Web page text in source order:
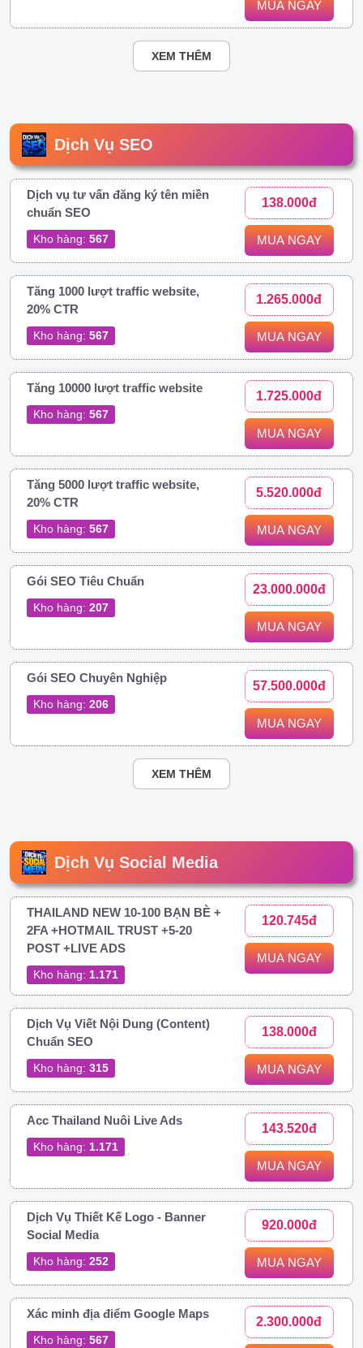
MUA NGAY
XEM THÊM
Dịch Vụ SEO
Dịch vụ tư vấn đăng ký tên miền
chuẩn SEO
Kho hàng: 567
138.000đ
MUA NGAY
Tăng 1000 lượt traffic website,
20% CTR
Kho hàng: 567
1.265.000đ
MUA NGAY
Tăng 10000 lượt traffic website
Kho hàng: 567
1.725.000đ
MUA NGAY
Tăng 5000 lượt traffic website,
20% CTR
Kho hàng: 567
5.520.000đ
MUA NGAY
Gói SEO Tiêu Chuẩn
Kho hàng: 207
23.000.000đ
MUA NGAY
Gói SEO Chuyên Nghiệp
Kho hàng: 206
57.500.000đ
MUA NGAY
XEM THÊM
Dịch Vụ Social Media
THAILAND NEW 10-100 BẠN BÈ +
2FA +HOTMAIL TRUST +5-20
POST +LIVE ADS
Kho hàng: 1.171
120.745đ
MUA NGAY
Dịch Vụ Viết Nội Dung (Content)
Chuẩn SEO
Kho hàng: 315
138.000đ
MUA NGAY
Acc Thailand Nuôi Live Ads
Kho hàng: 1.171
143.520đ
MUA NGAY
Dịch Vụ Thiết Kế Logo - Banner
Social Media
Kho hàng: 252
920.000đ
MUA NGAY
Xác minh địa điểm Google Maps
Kho hàng: 567
2.300.000đ